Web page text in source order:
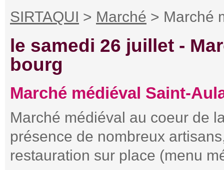
SIRTAQUI > Marché > Marché
le samedi 26 juillet -
bourg
Marché médiéval Saint-
Marché médiéval au coeur de
présence de nombreux
restauration sur place (menu